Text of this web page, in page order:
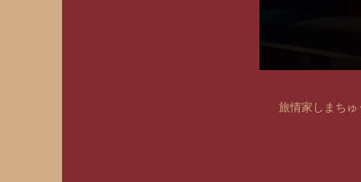
旅情家しまち